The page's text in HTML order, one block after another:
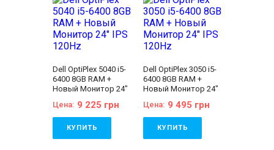
процессора: 4
Тип матрицы:
Диагональ: 24 дюйма
Разрешение Экрана:
1920x1080
Оперативная Память:
4 GB (DDR4)
Видеокарта: Intel® HD
Graphics 530
Процессор: Intel®
Core™ i5-6400
Processor 6M Cache,
up to 3.30 GHz
процессора: 4
Тип матрицы:
Диагональ: 24 дюйма
Разрешение Экрана:
1920x1080
Оперативная Память:
8 GB (DDR4)
Видеокарта: Intel® HD
Graphics 530
Процессор: Intel®
Core™ i5-6400
Processor 6M Cache,
up to 3.30 GHz
Dell OptiPlex 5040 i5-
6400 8GB RAM +
Новый Монитор 24"
Цена: 9 225 грн
КУПИТЬ
Dell OptiPlex 3050 i5-
6400 8GB RAM +
Новый Монитор 24"
Цена: 9 495 грн
КУПИТЬ